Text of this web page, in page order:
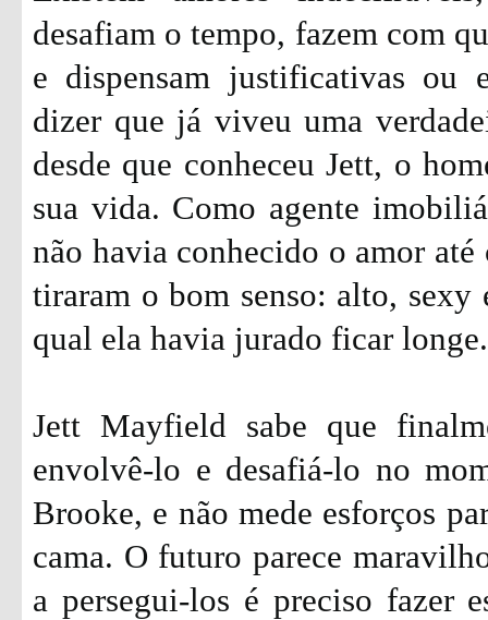
desafiam o tempo, fazem com
e dispensam justificativas ou
dizer que já viveu uma
desde que conheceu Jett, o
sua vida. Como agente
não havia conhecido o amor
tiraram o bom senso: alto,
qual ela havia jurado ficar longe.
Jett Mayfield sabe que
envolvê-lo e desafiá-lo no
Brooke, e não mede esforços
cama. O futuro parece
a persegui-los é preciso fazer